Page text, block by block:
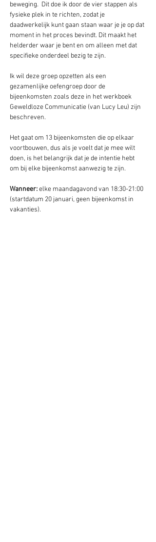
beweging.  Dit doe ik door de vier stappen als
fysieke plek in te richten, zodat je
daadwerkelijk kunt gaan staan waar je je op dat
moment in het proces bevindt. Dit maakt het
helderder waar je bent en om alleen met dat
specifieke onderdeel bezig te zijn.
Ik wil deze groep opzetten als een
gezamenlijke oefengroep door de
bijeenkomsten zoals deze in het werkboek
Geweldloze Communicatie (van Lucy Leu) zijn
beschreven.
Het gaat om 13 bijeenkomsten die op elkaar
voortbouwen, dus als je voelt dat je mee wilt
doen, is het belangrijk dat je de intentie hebt
om bij elke bijeenkomst aanwezig te zijn.
Wanneer: elke maandagavond van 18:30-21:00
(startdatum 20 januari, geen bijeenkomst in
vakanties).